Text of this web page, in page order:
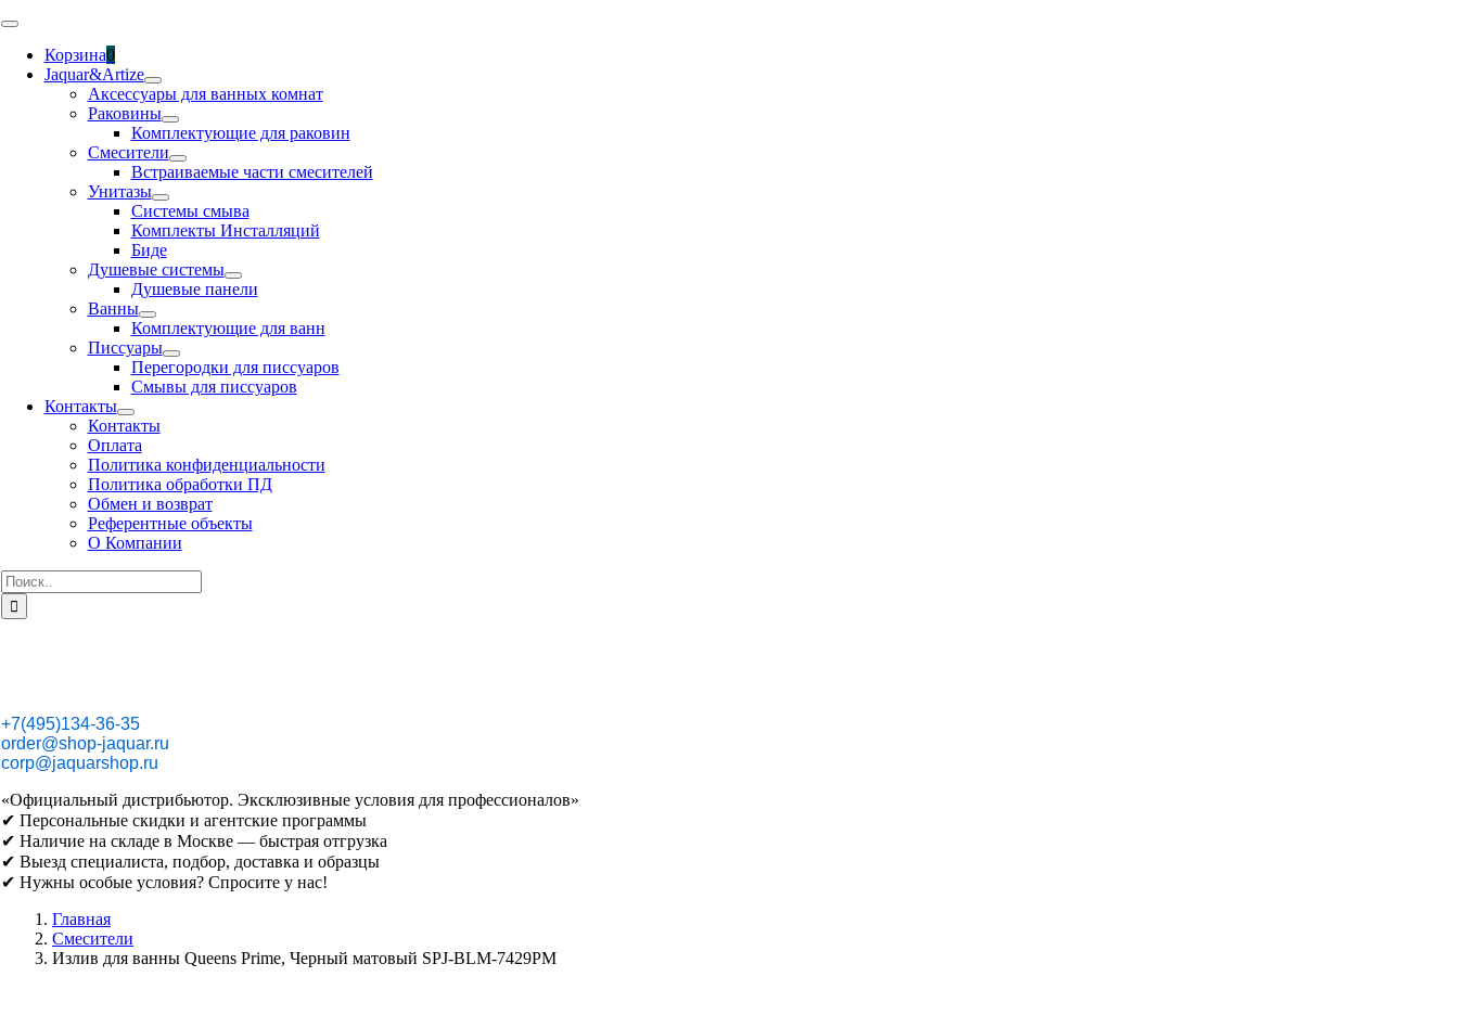
Skip
content
Toggle
NavigationКорзина0
Jaquar&Artize
Аксессуары для ванных комнат
Раковины
Комплектующие для раковин
Смесители
Встраиваемые части смесителей
Унитазы
Системы смыва
Комплекты Инсталляций
Биде
Душевые системы
Душевые панели
Ванны
Комплектующие для ванн
Писсуары
Перегородки для писсуаров
Смывы для писсуаров
Контакты
Контакты
Оплата
Политика конфиденциальности
Политика обработки ПД
Обмен и возврат
Референтные объекты
О Компании
Результат
поиска:
+7(495)134-36-35
order@shop-jaquar.ru
corp@jaquarshop.ru
«Официальный дистрибьютор. Эксклюзивные условия для профессионалов»
✔ Персональные скидки и агентские программы
✔ Наличие на складе в Москве — быстрая отгрузка
✔ Выезд специалиста, подбор, доставка и образцы
✔ Нужны особые условия? Спросите у нас!
Главная
Смесители
Излив для ванны Queens Prime, Черный матовый SPJ-BLM-7429PM